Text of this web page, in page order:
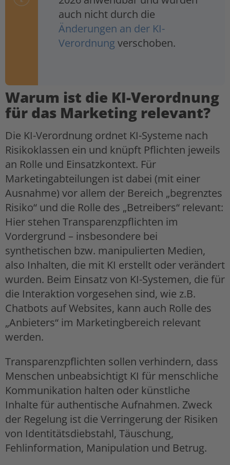
auch nicht durch die
Änderungen an der KI-
Verordnung verschoben.
Warum ist die KI-Verordnung
für das Marketing relevant?
Die KI-Verordnung ordnet KI-Systeme nach
Risikoklassen ein und knüpft Pflichten jeweils
an Rolle und Einsatzkontext. Für
Marketingabteilungen ist dabei (mit einer
Ausnahme) vor allem der Bereich „begrenztes
Risiko“ und die Rolle des „Betreibers“ relevant:
Hier stehen Transparenzpflichten im
Vordergrund – insbesondere bei
synthetischen bzw. manipulierten Medien,
also Inhalten, die mit KI erstellt oder verändert
wurden. Beim Einsatz von KI-Systemen, die für
die Interaktion vorgesehen sind, wie z.B.
Chatbots auf Websites, kann auch Rolle des
„Anbieters“ im Marketingbereich relevant
werden.
Transparenzpflichten sollen verhindern, dass
Menschen unbeabsichtigt KI für menschliche
Kommunikation halten oder künstliche
Inhalte für authentische Aufnahmen. Zweck
der Regelung ist die Verringerung der Risiken
von Identitätsdiebstahl, Täuschung,
Fehlinformation, Manipulation und Betrug.